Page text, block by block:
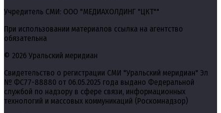
Учредитель СМИ: ООО "МЕДИАХОЛДИНГ "ЦКТ""
При использовании материалов ссылка на агентство
обязательна
© 2026 Уральский меридиан
Свидетельство о регистрации СМИ "Уральский меридиан" Эл
№ ФС77-88880 от 06.05.2025 года выдано Федеральной
службой по надзору в сфере связи, информационных
технологий и массовых коммуникаций (Роскомнадзор)